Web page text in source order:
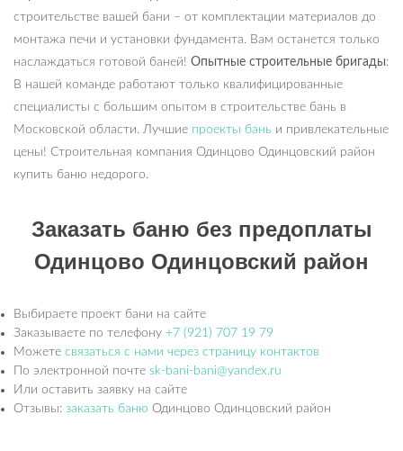
строительстве вашей бани – от комплектации материалов до
монтажа печи и установки фундамента. Вам останется только
наслаждаться готовой баней! Опытные строительные бригады:
В нашей команде работают только квалифицированные
специалисты с большим опытом в строительстве бань в
Московской области. Лучшие проекты бань и привлекательные
цены! Строительная компания Одинцово Одинцовский район
купить баню недорого.
Заказать баню без предоплаты
Одинцово Одинцовский район
Выбираете проект бани на сайте
Заказываете по телефону +7 (921) 707 19 79
Можете связаться с нами через страницу контактов
По электронной почте sk-bani-bani@yandex.ru
Или оставить заявку на сайте
Отзывы: заказать баню Одинцово Одинцовский район